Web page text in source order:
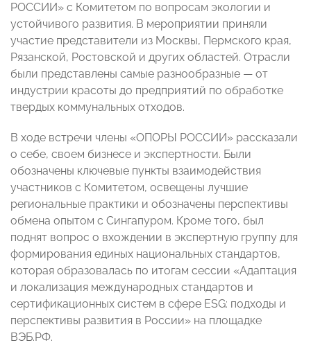
РОССИИ» с Комитетом по вопросам экологии и
устойчивого развития. В мероприятии приняли
участие представители из Москвы, Пермского края,
Рязанской, Ростовской и других областей. Отрасли
были представлены самые разнообразные — от
индустрии красоты до предприятий по обработке
твердых коммунальных отходов.
В ходе встречи члены «ОПОРЫ РОССИИ» рассказали
о себе, своем бизнесе и экспертности. Были
обозначены ключевые пункты взаимодействия
участников с Комитетом, освещены лучшие
региональные практики и обозначены перспективы
обмена опытом с Сингапуром. Кроме того, был
поднят вопрос о вхождении в экспертную группу для
формирования единых национальных стандартов,
которая образовалась по итогам сессии «Адаптация
и локализация международных стандартов и
сертификационных систем в сфере ESG: подходы и
перспективы развития в России» на площадке
ВЭБ.РФ.